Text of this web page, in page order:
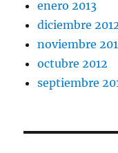
enero 2013
diciembre
noviembre
octubre 2012
septiembre